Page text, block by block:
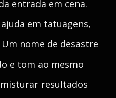
entrada em cena.
em tatuagens,
nome de desastre
e tom ao mesmo
resultados